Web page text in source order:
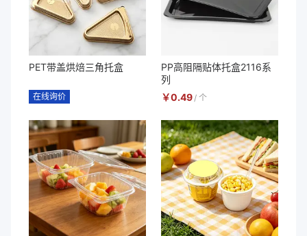
PET带盖烘焙三角托盒
在线询价
PP高阻隔贴体托盒2116系
列
￥0.49 / 个